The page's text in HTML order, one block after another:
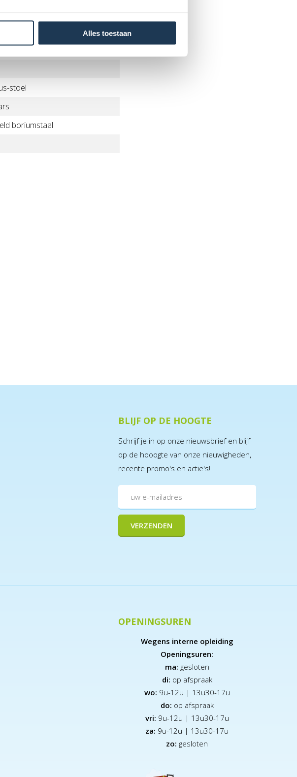
Alles toestaan
stoel
boriumstaal
BLIJF OP DE HOOGTE
Schrijf je in op onze nieuwsbrief en blijf
op de hooogte van onze nieuwigheden,
recente promo's en actie's!
OPENINGSUREN
Wegens interne opleiding
Openingsuren:
ma: gesloten
di: op afspraak
wo: 9u-12u | 13u30-17u
do: op afspraak
vri: 9u-12u | 13u30-17u
za: 9u-12u | 13u30-17u
zo: gesloten